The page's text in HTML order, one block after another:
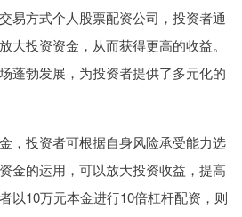
易方式个人股票配资公司，投资者通
大投资资金，从而获得更高的收益。
蓬勃发展，为投资者提供了多元化的
，投资者可根据自身风险承受能力选
金的运用，可以放大投资收益，提高
以10万元本金进行10倍杠杆配资，则